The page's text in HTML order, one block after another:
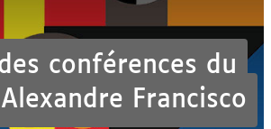
conférences du
Alexandre Francisco